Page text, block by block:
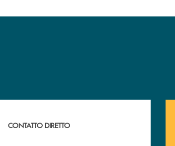
di assistenza immediata ?
CONTATTO DIRETTO